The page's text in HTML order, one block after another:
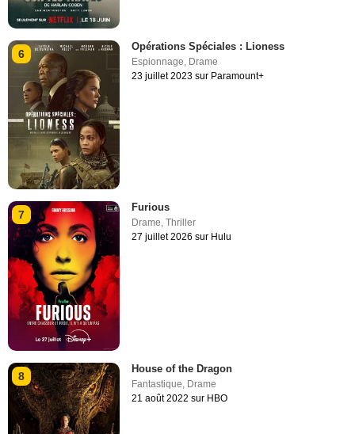
6
Opérations Spéciales : Lioness
Espionnage, Drame
23 juillet 2023 sur Paramount+
7
Furious
Drame,Thriller
27 juillet 2026 sur Hulu
8
House of the Dragon
Fantastique Drame
21 août 2022 sur HBO